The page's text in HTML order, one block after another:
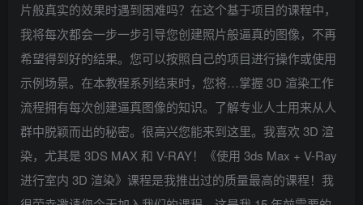
片般真实的效果时遇到困难吗？在这个基于项目的课程中，
我将每次都会一步一步引导您创建照片般逼真的图像，不再
希望得到好的结果。您可以按照自己的项目进行操作或使用
示例场景。在本教程系列结束时，您将…掌握 3D 渲染工作
流程拥有每次创建逼真图像的知识。了解专业人士用来从人
群中脱颖而出的秘密。很高兴您能来到这里。我喜欢 3D 渲
染，尤其是 3DS MAX 和 V-RAY！《使用 3ds Max + V-Ray
进行室内 3D 渲染》课程是我推出过的质量最高的课程！我